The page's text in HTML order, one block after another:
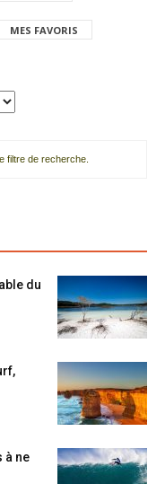
MES FAVORIS
filtre de recherche.
du
à ne